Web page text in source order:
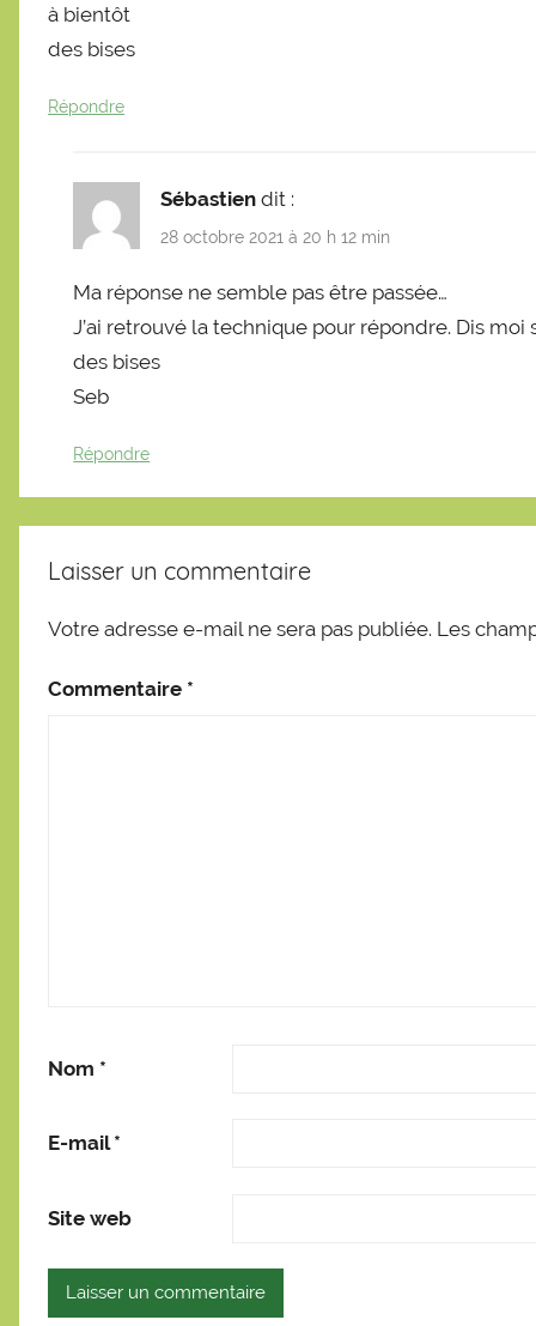
à bientôt
des bises
Répondre
Sébastien dit :
28 octobre 2021 à 20 h 12 min
Ma réponse ne semble pas être passée…
J’ai retrouvé la technique pour répondre. Dis moi
des bises
Seb
Répondre
Laisser un commentaire
Votre adresse e-mail ne sera pas publiée. Les
Commentaire *
Nom *
E-mail*
Site web